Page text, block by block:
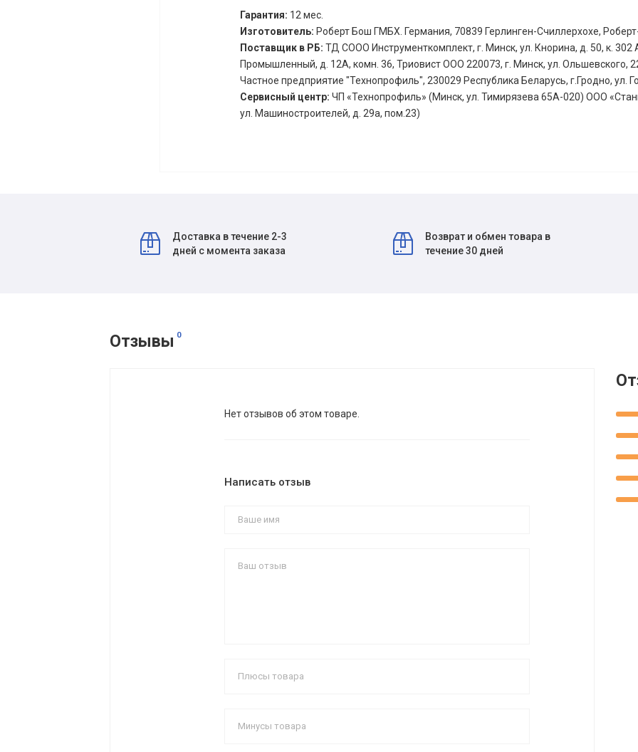
Гарантия: 12 мес.
Изготовитель: Роберт Бош ГМБХ. Германия, 70839 Герлинген-Счиллерхохе,
Поставщик в РБ: ТД СООО Инструменткомплект, г. Минск, ул. Кнорина, д. 50, к. 302
Промышленный, д. 12А, комн. 36, Триовист ООО 220073, г. Минск, ул. Ольшевского,
Частное предприятие "Технопрофиль", 230029 Республика Беларусь, г.Гродно, ул.
Сервисный центр: ЧП «Технопрофиль» (Минск, ул. Тимирязева 65А-020) ООО
ул. Машиностроителей, д. 29а, пом.23)
Доставка в течение 2-3
дней с момента заказа
Возврат и обмен товара в
течение 30 дней
Отзывы 0
Нет отзывов об этом товаре.
Написать отзыв